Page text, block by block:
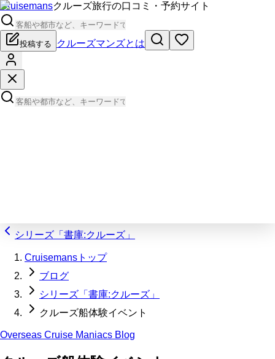
Cruisemansクルーズ旅行の口コミ・予約サイト
投稿する クルーズマンズとは
シリーズ「書庫:クルーズ」
Cruisemansトップ
ブログ
シリーズ「書庫:クルーズ」
クルーズ船体験イベント
Overseas Cruise Maniacs Blog